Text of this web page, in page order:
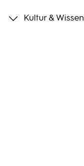
Kultur & Wissen